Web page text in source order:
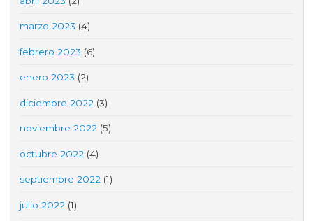
marzo 2023 (4)
febrero 2023 (6)
enero 2023 (2)
diciembre 2022 (3)
noviembre 2022 (5)
octubre 2022 (4)
septiembre 2022 (1)
julio 2022 (1)